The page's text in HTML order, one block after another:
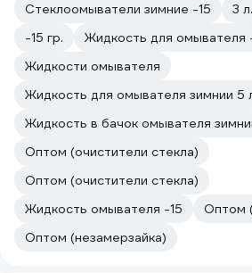
Стеклоомыватели зимние -15
3 л.
-15 гр.
Жидкость для омывателя
Жидкости омывателя
Жидкость для омывателя зимнии 5
Жидкость в бачок омывателя
Оптом (очистители стекла)
Оптом (очистители стекла)
Жидкость омывателя -15
Оптом
Оптом (незамерзайка)